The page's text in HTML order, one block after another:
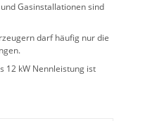
Gasinstallationen sind
darf häufig nur die
12 kW Nennleistung ist